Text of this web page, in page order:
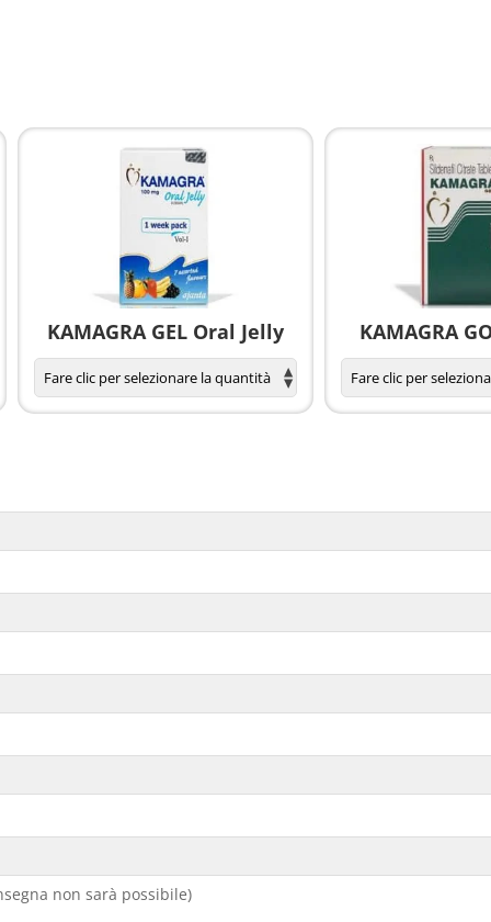
KAMAGRA GEL Oral Jelly KAMAGRA
non sarà possibile)